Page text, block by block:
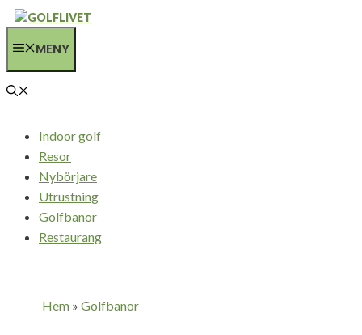
Hoppa
innehållMENY
Indoor golf
Resor
Nybörjare
Utrustning
Golfbanor
Restaurang
Hem » Golfbanor